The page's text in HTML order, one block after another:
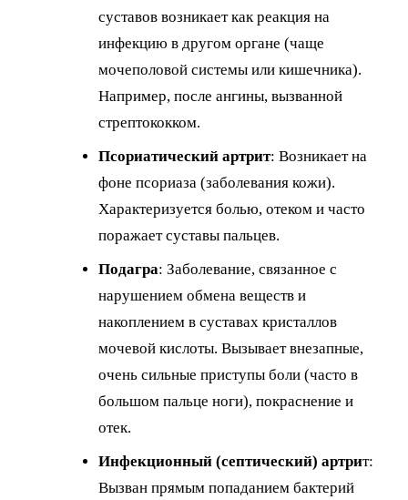
суставов возникает как реакция на
инфекцию в другом органе (чаще
мочеполовой системы или кишечника).
Например, после ангины, вызванной
стрептококком.
Псориатический артрит: Возникает на
фоне псориаза (заболевания кожи).
Характеризуется болью, отеком и часто
поражает суставы пальцев.
Подагра: Заболевание, связанное с
нарушением обмена веществ и
накоплением в суставах кристаллов
мочевой кислоты. Вызывает внезапные,
очень сильные приступы боли (часто в
большом пальце ноги), покраснение и
отек.
Инфекционный (септический) артрит:
Вызван прямым попаданием бактерий